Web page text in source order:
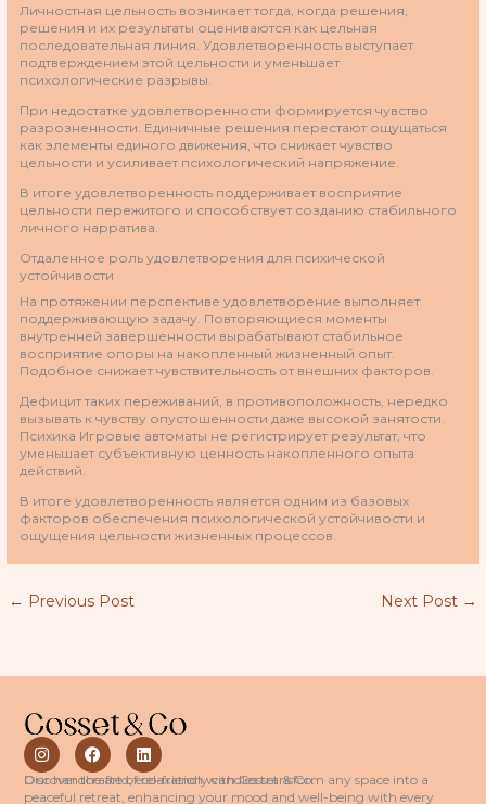
Личностная цельность возникает тогда, когда решения,
решения и их результаты оцениваются как цельная
последовательная линия. Удовлетворенность выступает
подтверждением этой цельности и уменьшает
психологические разрывы.
При недостатке удовлетворенности формируется чувство
разрозненности. Единичные решения перестают ощущаться
как элементы единого движения, что снижает чувство
цельности и усиливает психологический напряжение.
В итоге удовлетворенность поддерживает восприятие
цельности пережитого и способствует созданию стабильного
личного нарратива.
Отдаленное роль удовлетворения для психической
устойчивости
На протяжении перспективе удовлетворение выполняет
поддерживающую задачу. Повторяющиеся моменты
внутренней завершенности вырабатывают стабильное
восприятие опоры на накопленный жизненный опыт.
Подобное снижает чувствительность от внешних факторов.
Дефицит таких переживаний, в противоположность, нередко
вызывать к чувству опустошенности даже высокой занятости.
Психика Игровые автоматы не регистрирует результат, что
уменьшает субъективную ценность накопленного опыта
действий.
В итоге удовлетворенность является одним из базовых
факторов обеспечения психологической устойчивости и
ощущения цельности жизненных процессов.
← Previous Post Next Post →
I
n
s
t
F
a
c
e
L
i
n
k
Discover the art of relaxation with Cosset & Co.
Our handcrafted, eco-friendly candles transform any space into a
peaceful retreat, enhancing your mood and well-being with every